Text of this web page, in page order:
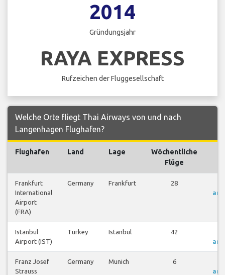
2014
Gründungsjahr
RAYA EXPRESS
Rufzeichen der Fluggesellschaft
Welche Orte fliegt Thai Airways von und nach
Langenhagen Flughafen?
Flughafen Land Lage
Wöchentliche
Flüge
Frankfurt
International
Airport
(FRA)
Germany Frankfurt 28
Istanbul
Airport (IST)
Turkey Istanbul 42
Franz Josef
Strauss
Germany Munich 6